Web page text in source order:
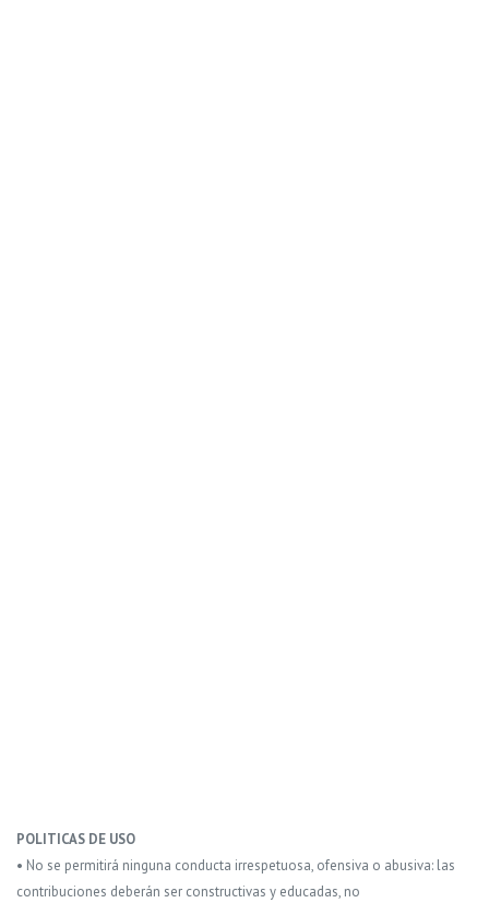
POLITICAS DE USO
• No se permitirá ninguna conducta irrespetuosa, ofensiva o abusiva: las
contribuciones deberán ser constructivas y educadas, no